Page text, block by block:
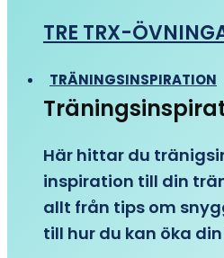
TRE TRX-
TRÄNINGSINSPIRATION
Här hittar du
inspiration till din
allt från tips om
till hur du kan öka